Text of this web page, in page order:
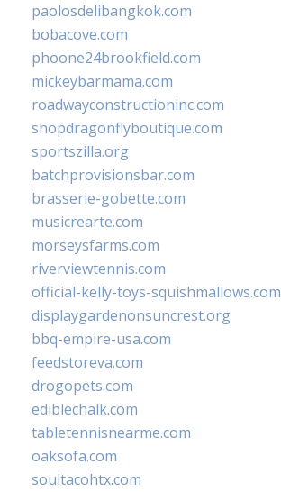
paolosdelibangkok.com
bobacove.com
phoone24brookfield.com
mickeybarmama.com
roadwayconstructioninc.com
shopdragonflyboutique.com
sportszilla.org
batchprovisionsbar.com
brasserie-gobette.com
musicrearte.com
morseysfarms.com
riverviewtennis.com
official-kelly-toys-squishmallows.com
displaygardenonsuncrest.org
bbq-empire-usa.com
feedstoreva.com
drogopets.com
ediblechalk.com
tabletennisnearme.com
oaksofa.com
soultacohtx.com